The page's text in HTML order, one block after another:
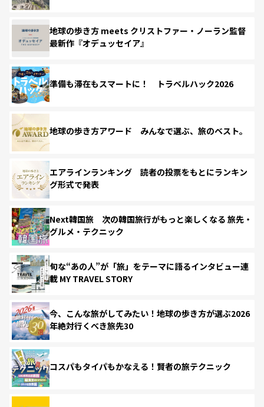
地球の歩き方 meets クリストファー・ノーラン監督
最新作『オデュッセイア』
準備も滞在もスマートに！ トラベルハック2026
地球の歩き方アワード みんなで選ぶ、旅のベスト。
エアラインランキング 読者の投票をもとにランキン
グ形式で発表
Next韓国旅 次の韓国旅行がもっと楽しくなる 旅先・
グルメ・テクニック
旬な“あの人”が「旅」をテーマに語るインタビュー連
載 MY TRAVEL STORY
今、こんな旅がしてみたい！地球の歩き方が選ぶ2026
年絶対行くべき旅先30
コスパもタイパもかなえる！賢者の旅テクニック